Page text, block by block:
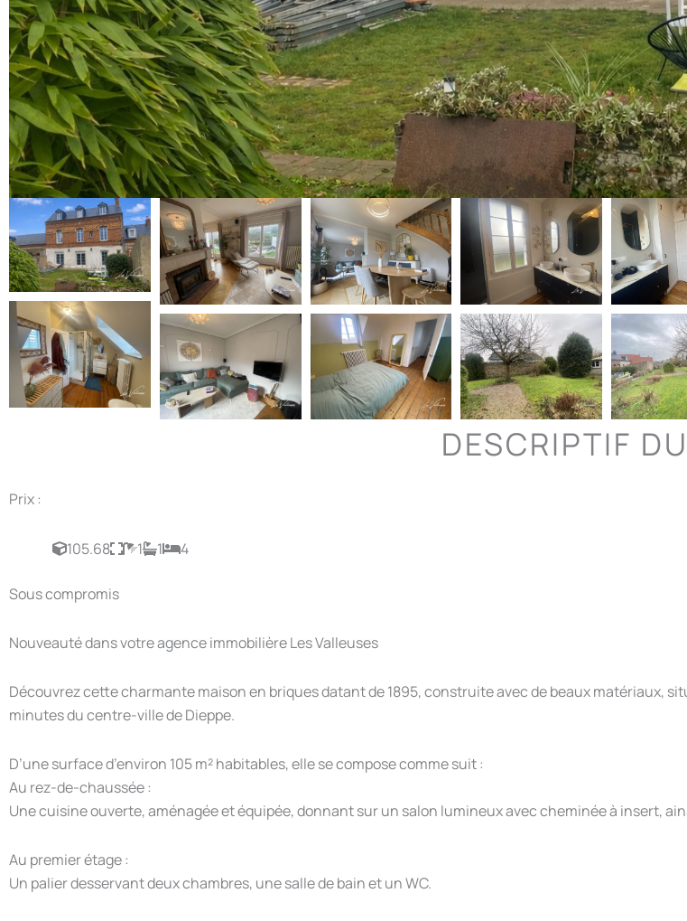
DESCRIPTIF
Prix :
105.68 1 1 4
Sous compromis
Nouveauté dans votre agence immobilière Les Valleuses
Découvrez cette charmante maison en briques datant de 1895, construite avec de beaux matériaux,
minutes du centre-ville de Dieppe.
D’une surface d’environ 105 m² habitables, elle se compose comme suit :
Au rez-de-chaussée :
Une cuisine ouverte, aménagée et équipée, donnant sur un salon lumineux avec cheminée à insert,
Au premier étage :
Un palier desservant deux chambres, une salle de bain et un WC.